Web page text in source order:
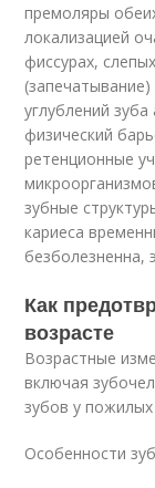
премоляры
локализацией
фиссурах,
углублений
физический
ретенционные
зубные
кариеса
безболезненна,
Как
возрасте
Возрастные
включая
зубов у
Особенности